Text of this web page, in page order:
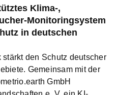
Klima-,
Monitoringsystem
in deutschen
den Schutz deutscher
Gemeinsam mit der
GmbH